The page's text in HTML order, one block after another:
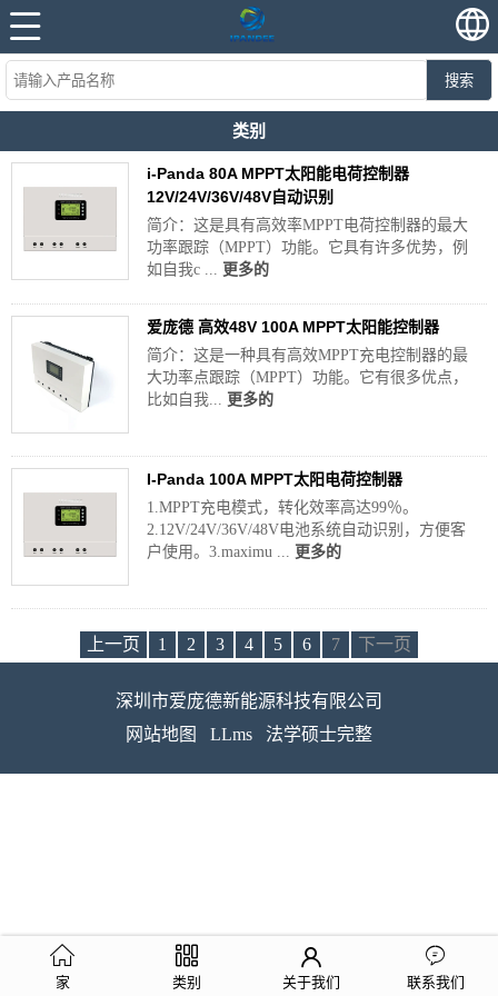
搜索
类别
i-Panda 80A MPPT太阳能电荷控制器
12V/24V/36V/48V自动识别
简介：这是具有高效率MPPT电荷控制器的最大
功率跟踪（MPPT）功能。它具有许多优势，例
如自我c ... 更多的
爱庞德 高效48V 100A MPPT太阳能控制器
简介：这是一种具有高效MPPT充电控制器的最
大功率点跟踪（MPPT）功能。它有很多优点，
比如自我... 更多的
I-Panda 100A MPPT太阳电荷控制器
1.MPPT充电模式，转化效率高达99％。
2.12V/24V/36V/48V电池系统自动识别，方便客
户使用。3.maximu ... 更多的
上一页 1 2 3 4 5 6 7 下一页
深圳市爱庞德新能源科技有限公司
网站地图
LLms 法学硕士完整
家 类别 关于我们 联系我们